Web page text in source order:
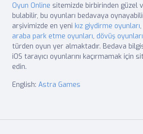
Oyun Online sitemizde birbirinden güzel
bulabilir, bu oyunları bedavaya
arşivimizde en yeni kız giydirme oyunları,
araba park etme oyunları, dövüş oyunları
türden oyun yer almaktadır. Bedava
iOS tarayıcı oyunlarını kaçırmamak için
edin.
English: Astra Games